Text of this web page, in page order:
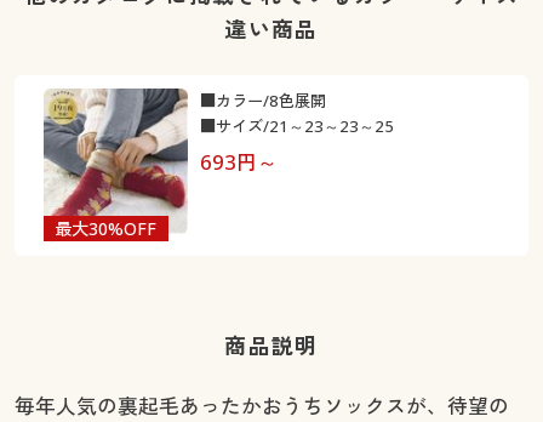
違い商品
最大30%OFF
693円～
■カラー/8色展開
■サイズ/21～23～23～25
商品説明
毎年人気の裏起毛あったかおうちソックスが、待望の